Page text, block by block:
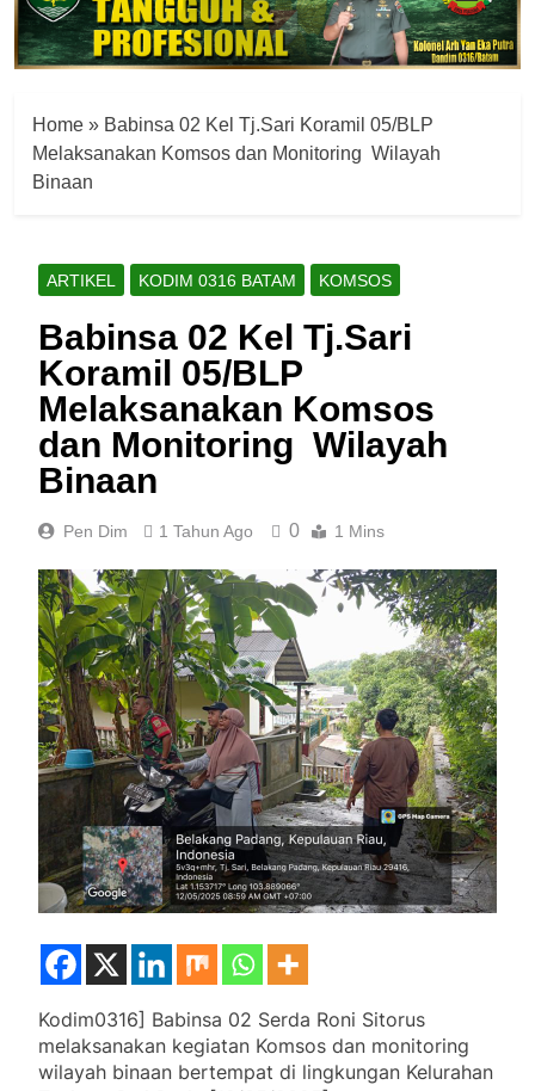
Home » Babinsa 02 Kel Tj.Sari Koramil 05/BLP
Melaksanakan Komsos dan Monitoring Wilayah
Binaan
ARTIKEL KODIM 0316 BATAM KOMSOS
Babinsa 02 Kel Tj.Sari
Koramil 05/BLP
Melaksanakan Komsos
dan Monitoring Wilayah
Binaan
Pen Dim 1 Tahun Ago 0 1 Mins
Kodim0316] Babinsa 02 Serda Roni Sitorus
melaksanakan kegiatan Komsos dan monitoring
wilayah binaan bertempat di lingkungan Kelurahan